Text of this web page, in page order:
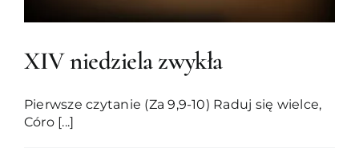
XIV niedziela zwykła
Pierwsze czytanie (Za 9,9-10) Raduj się wielce,
Córo [...]